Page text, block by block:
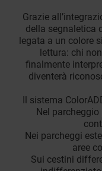
Grazie
della segnaletica
legata a un colore
lettura: chi
finalmente
diventerà
Il sistema
Nel
Nei parcheggi
aree
Sui cestini